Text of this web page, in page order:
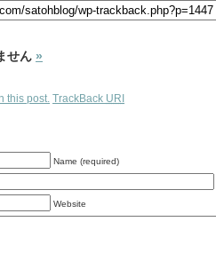
せん »
this post. TrackBack URI
Name (required)
Website